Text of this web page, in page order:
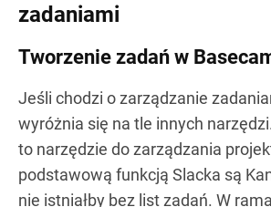
zadaniami
Tworzenie zadań w
Jeśli chodzi o zarządzanie
wyróżnia się na tle innych
to narzędzie do zarządzania
podstawową funkcją Slacka są
nie istniałby bez list zadań. W